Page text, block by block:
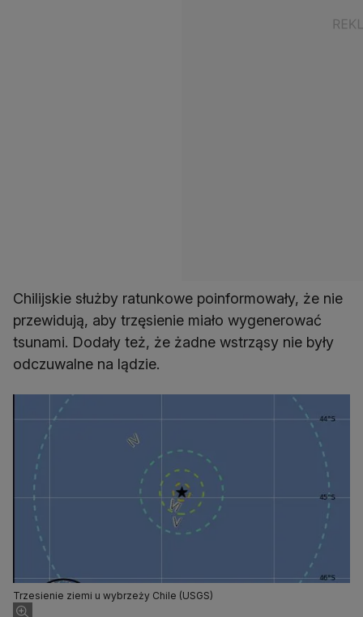
Chilijskie służby ratunkowe poinformowały, że nie
przewidują, aby trzęsienie miało wygenerować
tsunami. Dodały też, że żadne wstrząsy nie były
odczuwalne na lądzie.
Trzesienie ziemi u wybrzeży Chile (USGS)